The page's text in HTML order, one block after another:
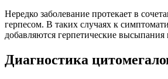
Нередко заболевание протекает в
герпесом. В таких случаях к
добавляются герпетические высыпания
Диагностика